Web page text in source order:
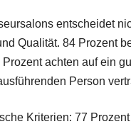
entscheidet
Qualität. 84 Prozent
achten auf ein
Person
Kriterien: 77